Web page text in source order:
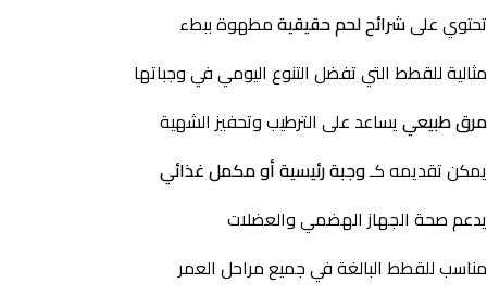
تحتوي علىشرائح لحم حقيقيةمطهوة ببطء
مثالية للقطط التي تفضل التنوع اليومي في وجباتها
مرق طبيعي يساعد على الترطيب وتحفيز الشهية
يمكن تقديمه كـوجبة رئيسية أو مكمل غذائي
يدعم صحة الجهاز الهضمي والعضلات
مناسب للقطط البالغة في جميع مراحل العمر